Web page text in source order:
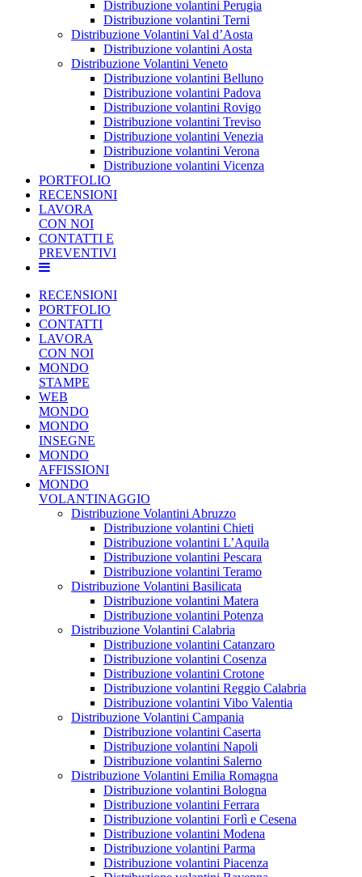
Distribuzione volantini Perugia
Distribuzione volantini Terni
Distribuzione Volantini Val d’Aosta
Distribuzione volantini Aosta
Distribuzione Volantini Veneto
Distribuzione volantini Belluno
Distribuzione volantini Padova
Distribuzione volantini Rovigo
Distribuzione volantini Treviso
Distribuzione volantini Venezia
Distribuzione volantini Verona
Distribuzione volantini Vicenza
PORTFOLIO
RECENSIONI
LAVORA
CON NOI
CONTATTI E
PREVENTIVI
RECENSIONI
PORTFOLIO
CONTATTI
LAVORA
CON NOI
MONDO
STAMPE
WEB
MONDO
MONDO
INSEGNE
MONDO
AFFISSIONI
MONDO
VOLANTINAGGIO
Distribuzione Volantini Abruzzo
Distribuzione volantini Chieti
Distribuzione volantini L’Aquila
Distribuzione volantini Pescara
Distribuzione volantini Teramo
Distribuzione Volantini Basilicata
Distribuzione volantini Matera
Distribuzione volantini Potenza
Distribuzione Volantini Calabria
Distribuzione volantini Catanzaro
Distribuzione volantini Cosenza
Distribuzione volantini Crotone
Distribuzione volantini Reggio Calabria
Distribuzione volantini Vibo Valentia
Distribuzione Volantini Campania
Distribuzione volantini Caserta
Distribuzione volantini Napoli
Distribuzione volantini Salerno
Distribuzione Volantini Emilia Romagna
Distribuzione volantini Bologna
Distribuzione volantini Ferrara
Distribuzione volantini Forlì e Cesena
Distribuzione volantini Modena
Distribuzione volantini Parma
Distribuzione volantini Piacenza